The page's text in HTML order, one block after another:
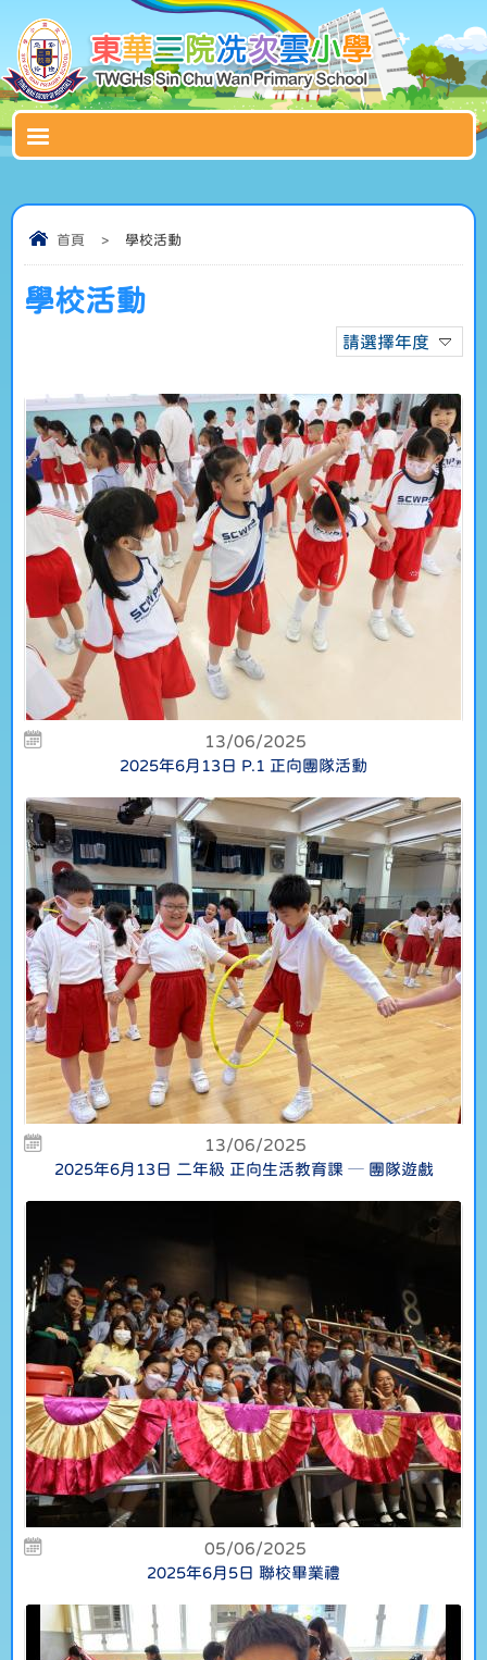
首頁 > 學校活動
學校活動
請選擇年度
13/06/2025
2025年6月13日 P.1 正向團隊活動
13/06/2025
2025年6月13日 二年級 正向生活教育課 ─ 團隊遊戲
05/06/2025
2025年6月5日 聯校畢業禮